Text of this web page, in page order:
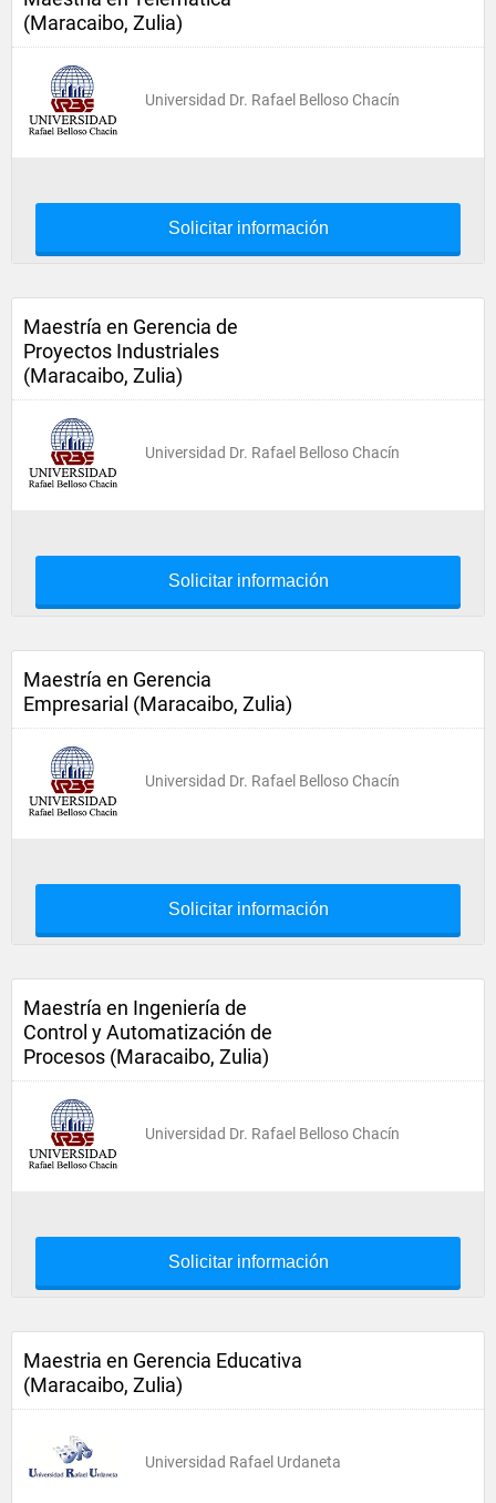
(Maracaibo, Zulia)
Universidad Dr. Rafael Belloso Chacín
Solicitar información
Maestría en Gerencia de
Proyectos Industriales
(Maracaibo, Zulia)
Universidad Dr. Rafael Belloso Chacín
Solicitar información
Maestría en Gerencia
Empresarial (Maracaibo, Zulia)
Universidad Dr. Rafael Belloso Chacín
Solicitar información
Maestría en Ingeniería de
Control y Automatización de
Procesos (Maracaibo, Zulia)
Universidad Dr. Rafael Belloso Chacín
Solicitar información
Maestria en Gerencia Educativa
(Maracaibo, Zulia)
Universidad Rafael Urdaneta